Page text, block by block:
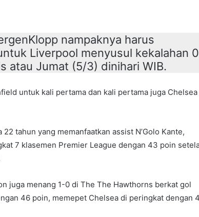
nampaknya harus
Liverpool menyusul kekalahan
atau Jumat (5/3) dinihari WIB.
untuk kali pertama dan kali pertama juga
tahun yang memanfaatkan assist N’Golo Kante,
7 klasemen Premier League dengan 43 poin
juga menang 1-0 di The The Hawthorns berkat gol
46 poin, memepet Chelsea di peringkat dengan